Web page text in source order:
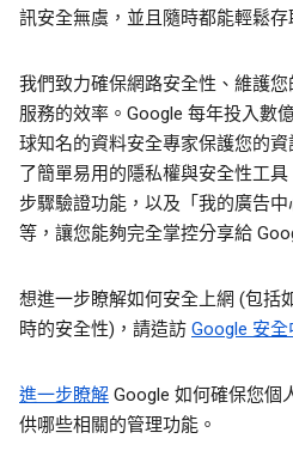
訊安全無虞，並且隨時都能輕鬆存
我們致力確保網路安全性、維護
服務的效率。Google 每年投入數
球知名的資料安全專家保護您的
了簡單易用的隱私權與安全性工
步驟驗證功能，以及「我的廣告
等，讓您能夠完全掌控分享給
想進一步瞭解如何安全上網 (包括
時的安全性)，請造訪 Google 安全
進一步瞭解 Google 如何確保您個
供哪些相關的管理功能。